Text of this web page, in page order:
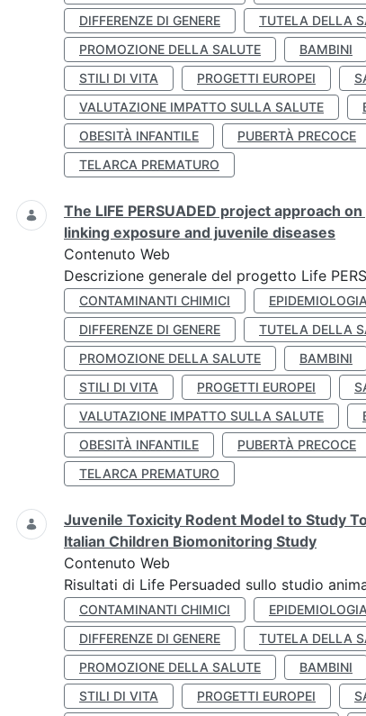
DIFFERENZE DI GENERE
TUTELA DELLA
PROMOZIONE DELLA SALUTE
BAMBINI
STILI DI VITA
PROGETTI EUROPEI
VALUTAZIONE IMPATTO SULLA SALUTE
OBESITÀ INFANTILE
PUBERTÀ PRECOCE
TELARCA PREMATURO
The LIFE PERSUADED project approach
linking exposure and juvenile diseases
Contenuto Web
Descrizione generale del progetto Life
CONTAMINANTI CHIMICI EPIDEMIOLOGIA
DIFFERENZE DI GENERE
TUTELA DELLA
PROMOZIONE DELLA SALUTE
BAMBINI
STILI DI VITA
PROGETTI EUROPEI
VALUTAZIONE IMPATTO SULLA SALUTE
OBESITÀ INFANTILE
PUBERTÀ PRECOCE
TELARCA PREMATURO
Juvenile Toxicity Rodent Model to Study
Italian Children Biomonitoring Study
Contenuto Web
Risultati di Life Persuaded sullo studio
CONTAMINANTI CHIMICI EPIDEMIOLOGIA
DIFFERENZE DI GENERE
TUTELA DELLA
PROMOZIONE DELLA SALUTE
BAMBINI
STILI DI VITA
PROGETTI EUROPEI